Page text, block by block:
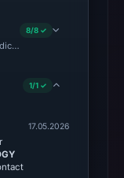
· Cloudflare Radar
8/8 ✓
1/1 ✓
17.05.2026